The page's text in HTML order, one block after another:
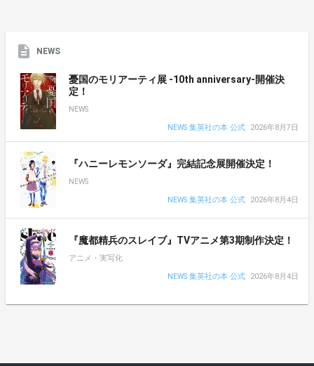
NEWS
憂国のモリアーティ展 -10th anniversary-開催決
定！
NEWS
NEWS 集英社の本 公式
2026年8月7日
『ハニーレモンソーダ』完結記念展開催決定！
NEWS
NEWS 集英社の本 公式
2026年8月4日
『魔都精兵のスレイブ』TVアニメ第3期制作決定！
アニメ・実写化
NEWS 集英社の本 公式
2026年8月4日